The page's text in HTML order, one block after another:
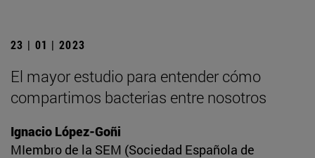
23 | 01 | 2023
El mayor estudio para entender cómo
compartimos bacterias entre nosotros
Ignacio López-Goñi
MIembro de la SEM (Sociedad Española de